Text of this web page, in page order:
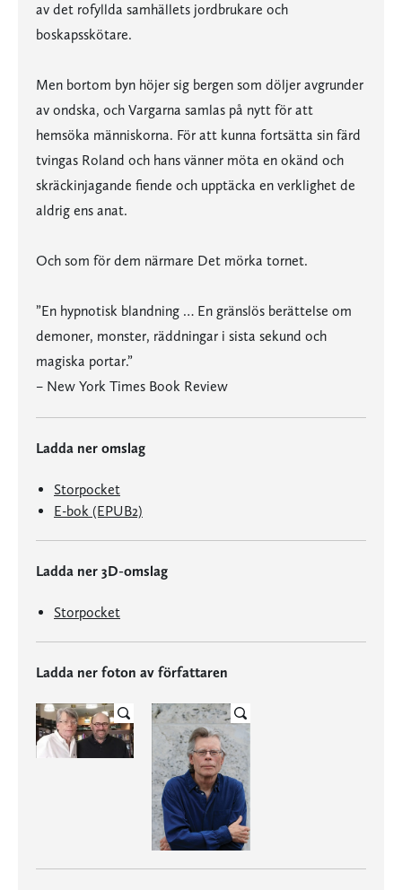
av det rofyllda samhällets jordbrukare och
boskapsskötare.
Men bortom byn höjer sig bergen som döljer avgrunder
av ondska, och Vargarna samlas på nytt för att
hemsöka människorna. För att kunna fortsätta sin färd
tvingas Roland och hans vänner möta en okänd och
skräckinjagande fiende och upptäcka en verklighet de
aldrig ens anat.
Och som för dem närmare Det mörka tornet.
”En hypnotisk blandning … En gränslös berättelse om
demoner, monster, räddningar i sista sekund och
magiska portar.”
– New York Times Book Review
Ladda ner omslag
Storpocket
E-bok (EPUB2)
Ladda ner 3D-omslag
Storpocket
Ladda ner foton av författaren